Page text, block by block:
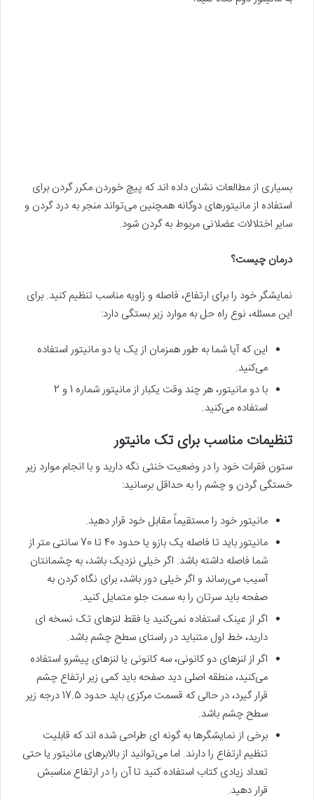
بسیاری از مطالعات نشان داده اند که پیچ خوردن مکرر گردن برای
استفاده از مانیتورهای دوگانه همچنین‌ می‌تواند منجر به درد گردن و
سایر اختلالات عضلانی مربوط به گردن شود.
درمان چیست؟
نمایشگر خود را برای ارتفاع، فاصله و زاویه مناسب تنظیم کنید. برای
این مسئله، نوع راه حل به موارد زیر بستگی دارد:
این که آیا شما به طور همزمان از یک یا دو مانیتور استفاده‌
می‌کنید.
با دو مانیتور، هر چند وقت یکبار از مانیتور شماره 1 و 2
استفاده‌ می‌کنید.
تنظیمات مناسب برای تک مانیتور
ستون فقرات خود را در وضعیت خنثی نگه دارید و با انجام موارد زیر
خستگی گردن و چشم را به حداقل برسانید:
مانیتور خود را مستقیماً مقابل خود قرار دهید.
مانیتور باید تا فاصله یک بازو یا حدود 40 تا 70 سانتی متر از
شما فاصله داشته باشد. اگر خیلی نزدیک باشد، به چشمانتان
آسیب‌ می‌رساند و اگر خیلی دور باشد، برای نگاه کردن به
صفحه باید سرتان را به سمت جلو متمایل کنید.
اگر از عینک استفاده نمی‌کنید یا فقط لنزهای تک نسخه ای
دارید، خط اول متنباید در راستای سطح چشم باشد.
اگر از لنزهای دو کانونی، سه کانونی یا لنزهای پیشرو استفاده‌
می‌کنید، منطقه اصلی دید صفحه باید کمی زیر ارتفاع چشم
قرار گیرد، در حالی که قسمت مرکزی باید حدود 17.5 درجه زیر
سطح چشم باشد.
برخی از نمایشگرها به گونه ای طراحی شده اند که قابلیت
تنظیم ارتفاع را دارند. اما‌ می‌توانید از بالابرهای مانیتور یا حتی
تعداد زیادی کتاب استفاده کنید تا آن را در ارتفاع مناسبش
قرار دهید.